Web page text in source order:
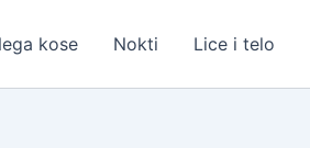
kose Nokti Lice i telo